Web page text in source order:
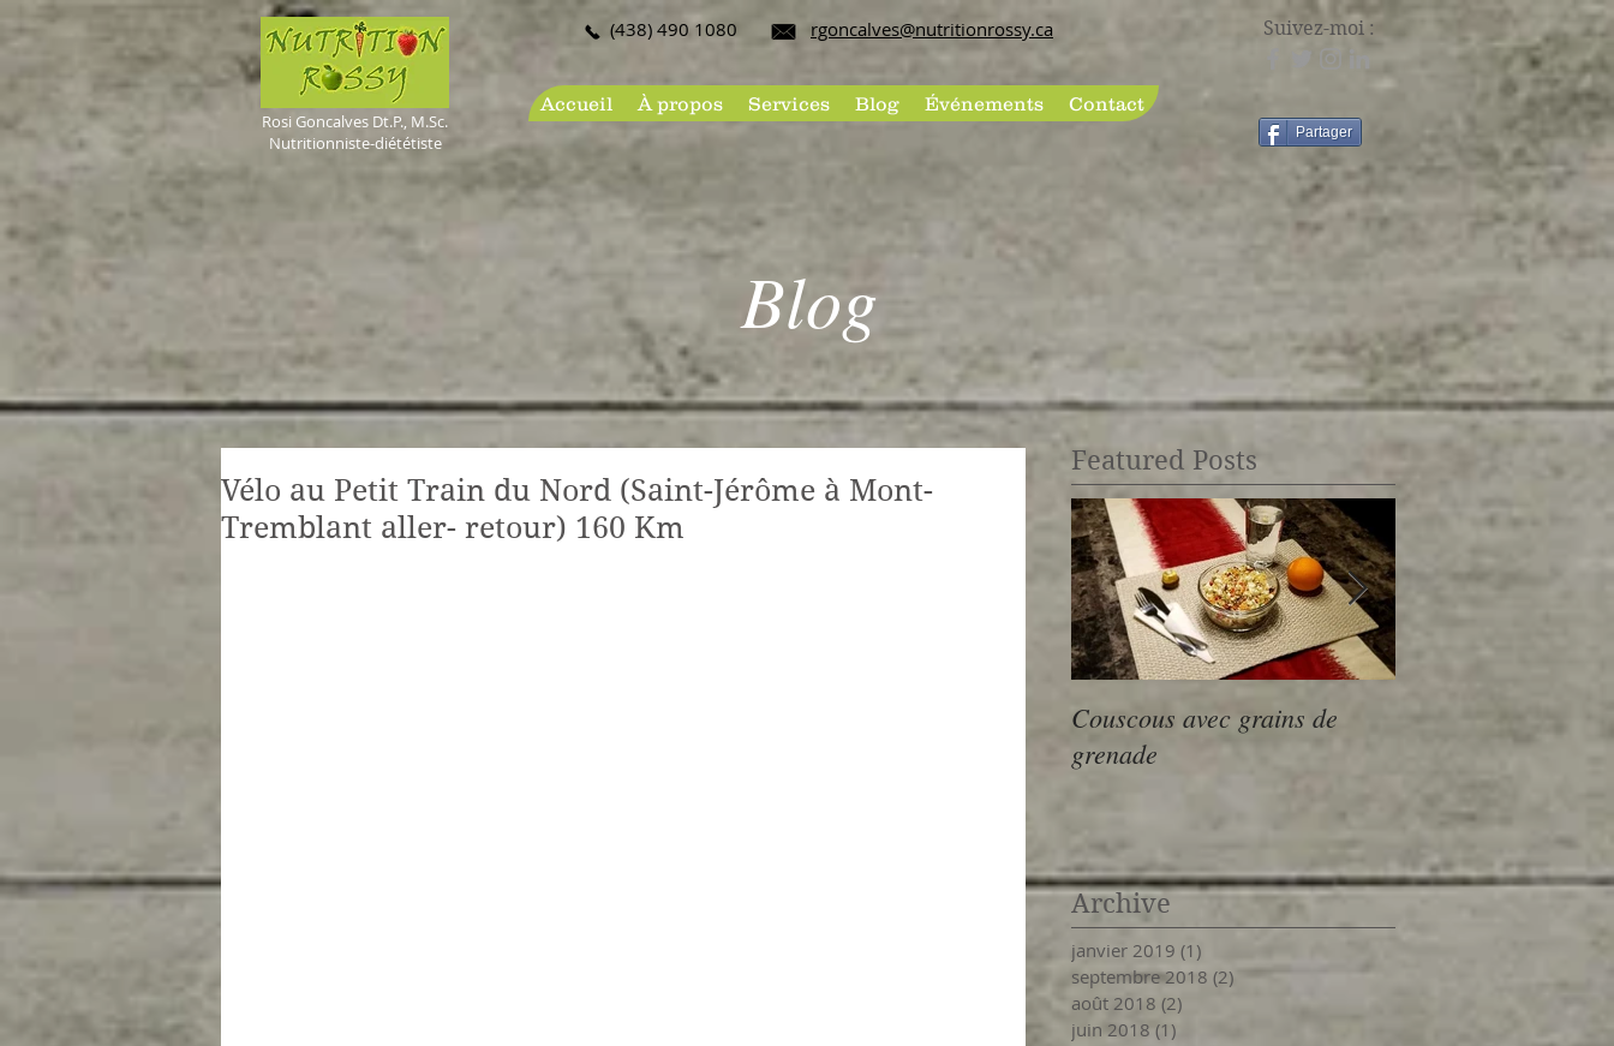
Rosi Goncalves Dt.P., M.Sc.
Nutritionniste-diététiste
(438) 490 108​0 rgoncalves@nutritionrossy.ca
Accueil À propos Services Blog Événements Contact
Suivez-moi :
Partager
Blog
Featured Posts
Couscous avec grains de
grenade
Vélo au Petit Train
(Nominingue à
aller- retour) 110
Archive
janvier 2019 (1)
septembre 2018 (2) 2 posts
août 2018 (2)
juin 2018 (1)
Vélo au Petit Train du Nord (Saint-Jérôme à Mont-
Tremblant aller- retour) 160 Km